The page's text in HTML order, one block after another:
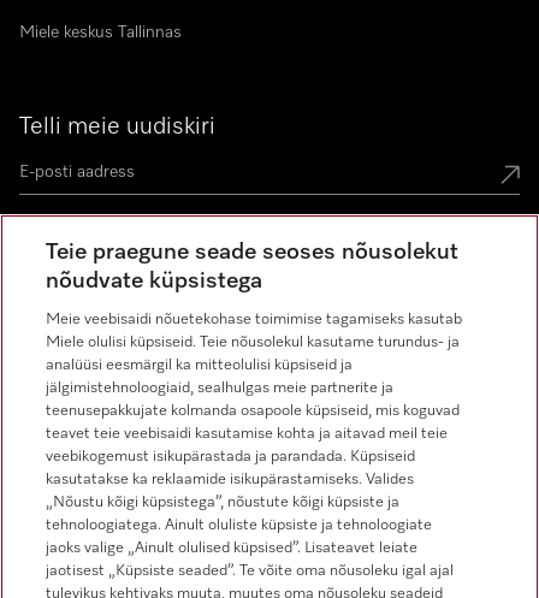
Miele keskus Tallinnas
Telli meie uudiskiri
Õigusalane teave
Üldtingimused
Andmekaitse
Kasutustingimused
Teie praegune seade seoses nõusolekut
nõudvate küpsistega
Meie veebisaidi nõuetekohase toimimise tagamiseks kasutab
Miele olulisi küpsiseid. Teie nõusolekul kasutame turundus- ja
analüüsi eesmärgil ka mitteolulisi küpsiseid ja
jälgimistehnoloogiaid, sealhulgas meie partnerite ja
teenusepakkujate kolmanda osapoole küpsiseid, mis koguvad
teavet teie veebisaidi kasutamise kohta ja aitavad meil teie
veebikogemust isikupärastada ja parandada. Küpsiseid
kasutatakse ka reklaamide isikupärastamiseks. Valides
„Nõustu kõigi küpsistega”, nõustute kõigi küpsiste ja
tehnoloogiatega. Ainult oluliste küpsiste ja tehnoloogiate
jaoks valige „Ainult olulised küpsised”. Lisateavet leiate
jaotisest „Küpsiste seaded”. Te võite oma nõusoleku igal ajal
tulevikus kehtivaks muuta, muutes oma nõusoleku seadeid